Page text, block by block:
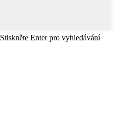
Stiskněte Enter pro vyhledávání